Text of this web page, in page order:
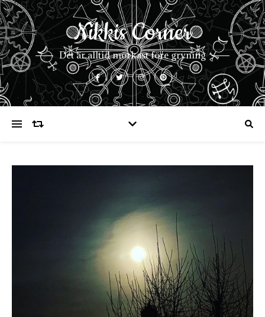
Nikkis Corner
Det är alltid mörkast före gryning